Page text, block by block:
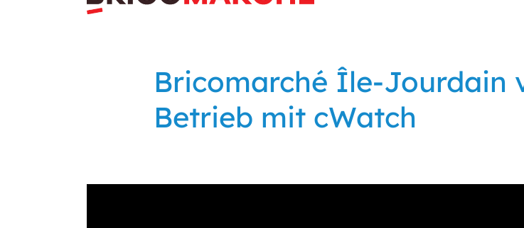
Bricomarché Île-Jourdain
Betrieb mit cWatch